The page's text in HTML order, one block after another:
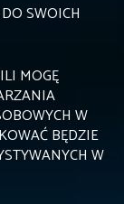
SWOICH
MOGĘ
W
BĘDZIE
W